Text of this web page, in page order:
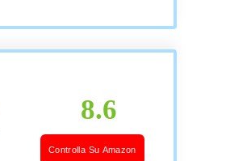
8.6
Controlla Su Amazon